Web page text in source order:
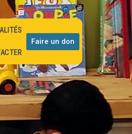
Faire un don